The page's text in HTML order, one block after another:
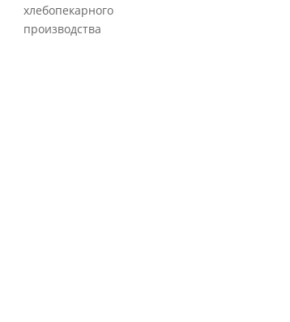
хлебопекарного
производства